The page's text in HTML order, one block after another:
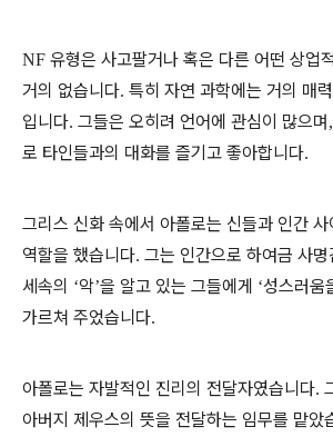
NF 유형은 사고팔거나 혹은 다른 어떤 상업
거의 없습니다. 특히 자연 과학에는 거의 매
입니다. 그들은 오히려 언어에 관심이 많으며,
로 타인들과의 대화를 즐기고 좋아합니다.
그리스 신화 속에서 아폴로는 신들과 인간
역할을 했습니다. 그는 인간으로 하여금 사
세속의 ‘악’을 알고 있는 그들에게 ‘성스러움
가르쳐 주었습니다.
아폴로는 자발적인 진리의 전달자였습니다.
아버지 제우스의 뜻을 전달하는 임무를 맡았